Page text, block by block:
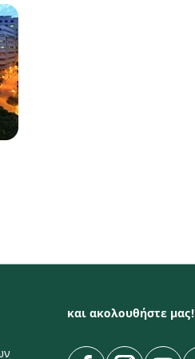
και ακολουθήστε μας!